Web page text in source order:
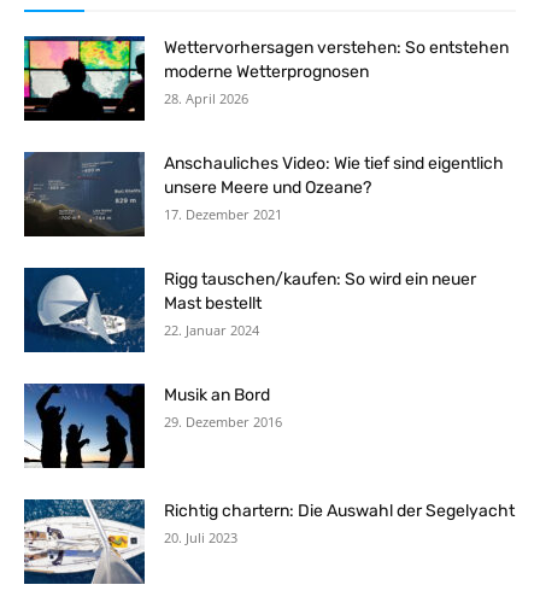
Wettervorhersagen verstehen: So entstehen
moderne Wetterprognosen
28. April 2026
Anschauliches Video: Wie tief sind eigentlich
unsere Meere und Ozeane?
17. Dezember 2021
Rigg tauschen/kaufen: So wird ein neuer
Mast bestellt
22. Januar 2024
Musik an Bord
29. Dezember 2016
Richtig chartern: Die Auswahl der Segelyacht
20. Juli 2023